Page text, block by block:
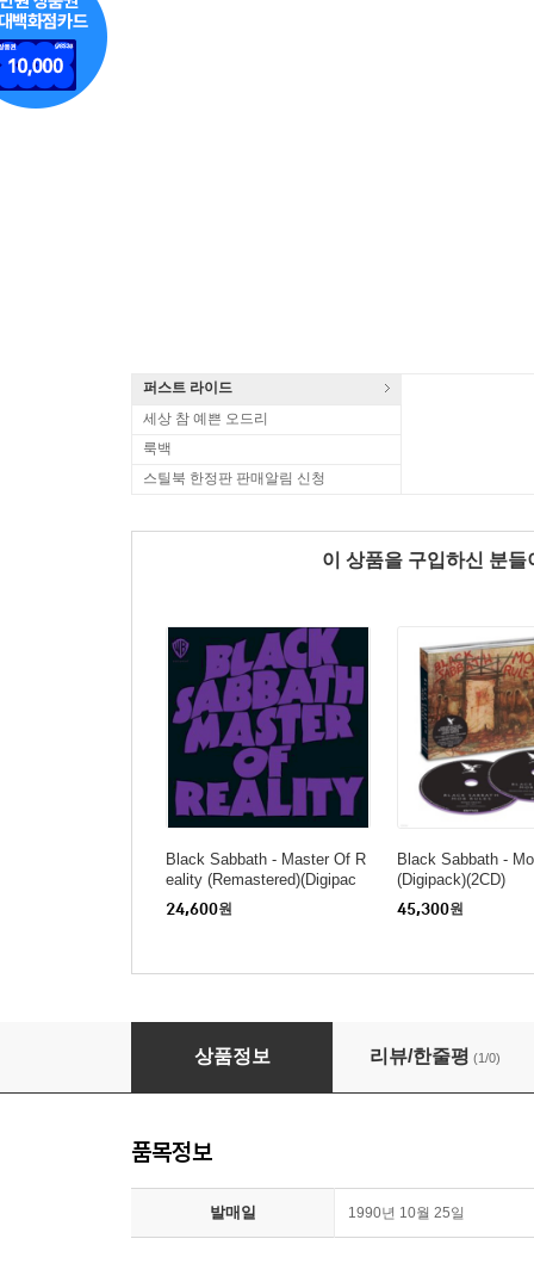
퍼스트 라이드
세상 참 예쁜 오드리
룩백
스틸북 한정판 판매알림 신청
이 상품을 구입하신 분
Black Sabbath - Master Of R
eality (Remastered)(Digipac
k)(CD)
24,600원
Black Sabbath -
(Digipack)(2CD)
45,300원
Skid Row - Skid Row (CD)
상품정보 리뷰/한줄평 (1/0)
품목정보
발매일 1990년 10월 25일